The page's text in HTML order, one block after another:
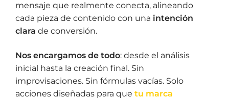
mensaje que realmente conecta, alineando
cada pieza de contenido con una intención
clara de conversión.
Nos encargamos de todo: desde el análisis
inicial hasta la creación final. Sin
improvisaciones. Sin fórmulas vacías. Solo
acciones diseñadas para que tu marca